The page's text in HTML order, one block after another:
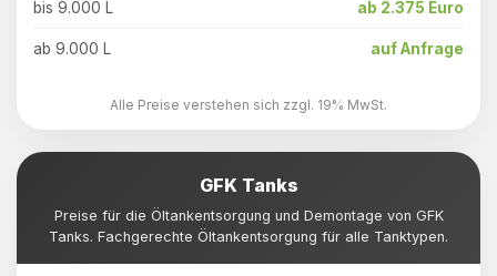
bis 9.000 L ab 2.375 Euro
ab 9.000 L auf Anfrage
Alle Preise verstehen sich zzgl. 19% MwSt.
GFK Tanks
Preise für die Öltankentsorgung und Demontage von GFK
Tanks. Fachgerechte Öltankentsorgung für alle Tanktypen.